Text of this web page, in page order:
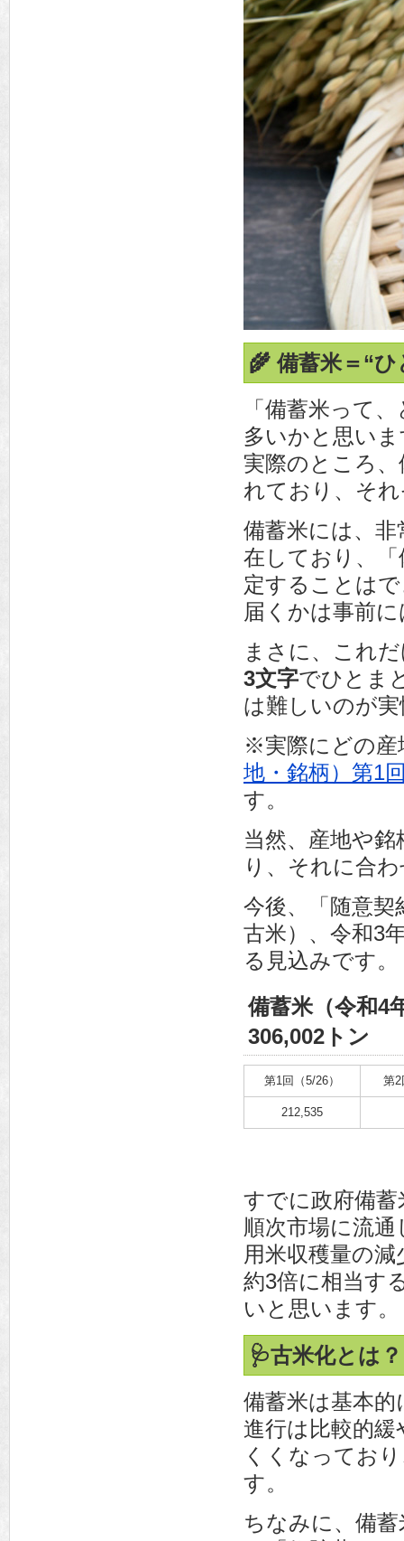
🌾 備蓄米＝“
「備蓄米って
多いかと思い
実際のところ
れており、そ
備蓄米には、
在しており、
定することは
届くかは事前
まさに、これ
3文字でひとま
は難しいのが
※実際にどの産
地・銘柄）第1
す。
当然、産地や
り、それに合
今後、「随意
古米）、令和3
る見込みです。
備蓄米（令和4
306,002トン
第1回（5/26） 第2
212,535
すでに政府備
順次市場に流
用米収穫量の
約3倍に相当す
いと思います。
🩺古米化とは
備蓄米は基本
進行は比較的
くくなってお
す。
ちなみに、備